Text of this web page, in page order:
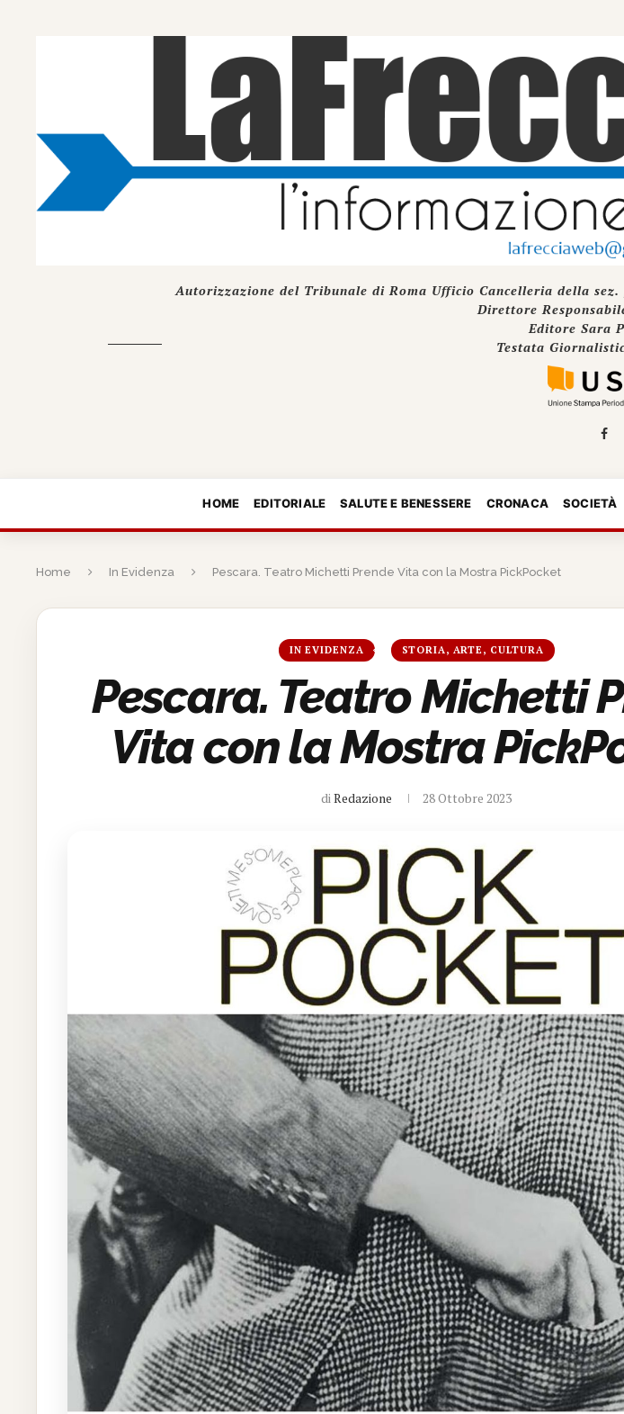
Autorizzazione del Tribunale di Roma Ufficio Cancelleria della
Direttore
Editore Sara
Testata
HOME EDITORIALE SALUTE E BENESSERE CRONACA SOCIETÀ
Home In Evidenza Pescara. Teatro Michetti Prende Vita con la Mostra PickPocket
IN EVIDENZA STORIA, ARTE, CULTURA
Pescara. Teatro Michetti
Vita con la Mostra
diRedazione 28 Ottobre 2023